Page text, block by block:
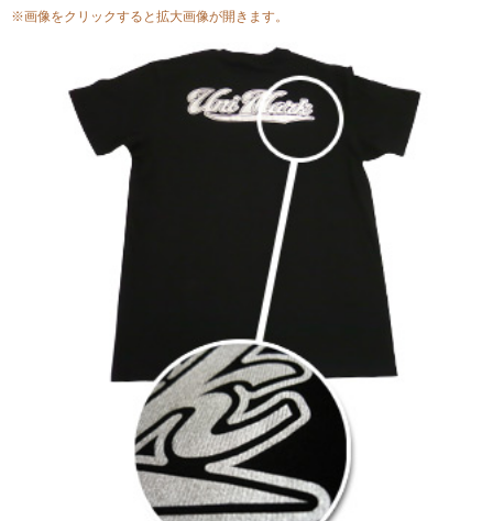
※画像をクリックすると拡大画像が開きます。